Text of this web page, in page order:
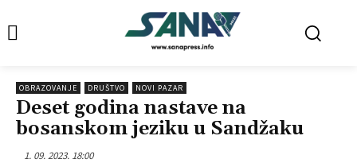
OBRAZOVANJE DRUŠTVO NOVI PAZAR
Deset godina nastave na
bosanskom jeziku u Sandžaku
1. 09. 2023. 18:00